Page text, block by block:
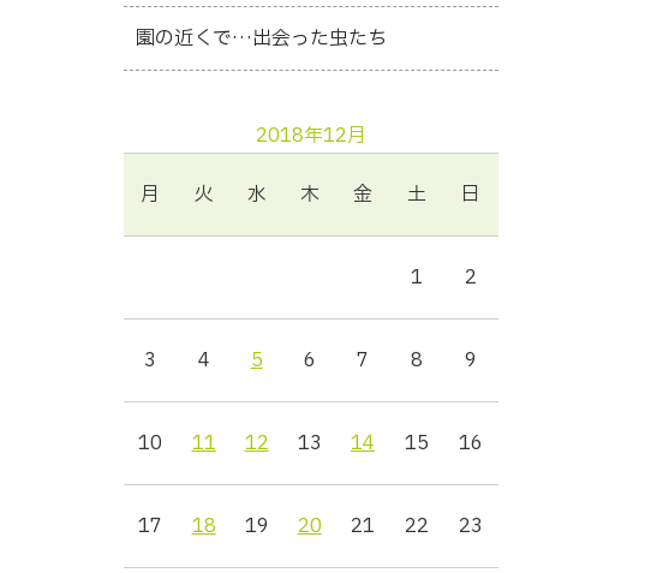
園の近くで…出会った虫たち
2018年12月
月 火 水 木 金 土 日
1 2
3 4 5 6 7 8 9
10 11 12 13 14 15 16
17 18 19 20 21 22 23